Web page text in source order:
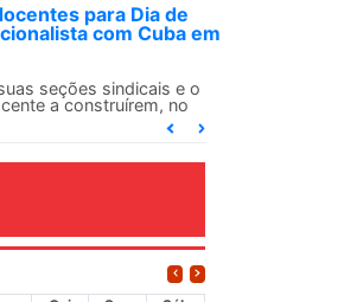
para Dia de
com Cuba em
seções sindicais e o
a construírem, no